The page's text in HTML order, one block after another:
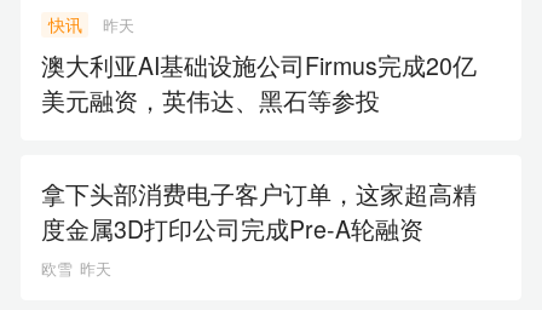
快讯 昨天
澳大利亚AI基础设施公司Firmus完成20亿
美元融资，英伟达、黑石等参投
拿下头部消费电子客户订单，这家超高精
度金属3D打印公司完成Pre-A轮融资
欧雪 昨天